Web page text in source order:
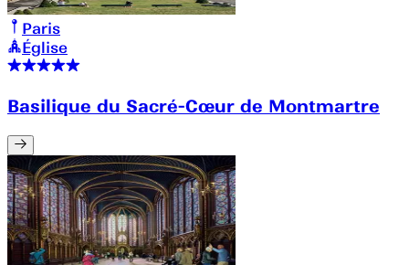
Paris
Église
Basilique du Sacré-Cœur de Montmartre